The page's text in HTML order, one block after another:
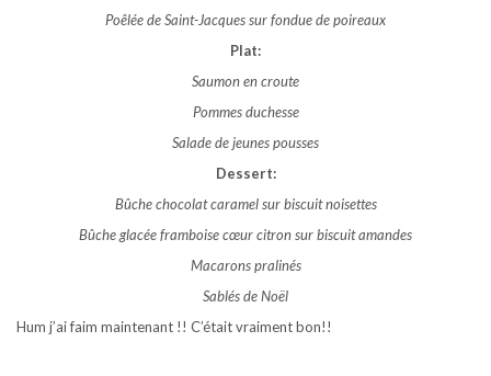
Poêlée de Saint-Jacques sur fondue de poireaux
Plat:
Saumon en croute
Pommes duchesse
Salade de jeunes pousses
Dessert:
Bûche chocolat caramel sur biscuit noisettes
Bûche glacée framboise cœur citron sur biscuit amandes
Macarons pralinés
Sablés de Noël
Hum j’ai faim maintenant !! C’était vraiment bon!!